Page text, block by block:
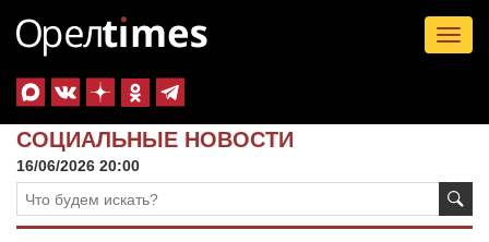
СОЦИАЛЬНЫЕ НОВОСТИ
16/06/2026 20:00